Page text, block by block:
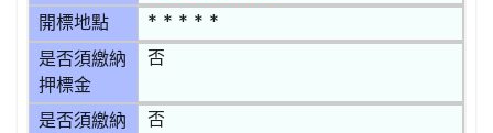
開標地點 * * * * *
是否須繳納
押標金
否
是否須繳納
否